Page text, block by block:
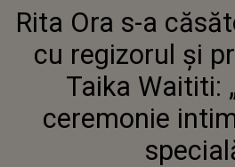
SECRET
WAITITI:
INTIMĂ
Rita Ora s-a
cu regizorul și
Taika Waititi:
ceremonie